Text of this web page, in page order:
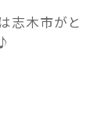
志木市がと